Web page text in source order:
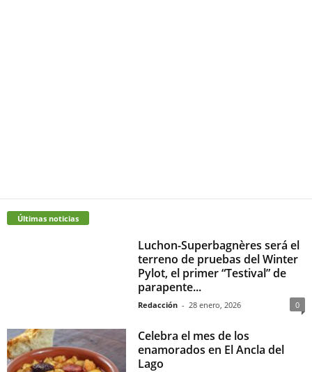
Últimas noticias
Luchon-Superbagnères será el
terreno de pruebas del Winter
Pylot, el primer “Testival” de
parapente...
Redacción - 28 enero, 2026 0
Celebra el mes de los
enamorados en El Ancla del
Lago